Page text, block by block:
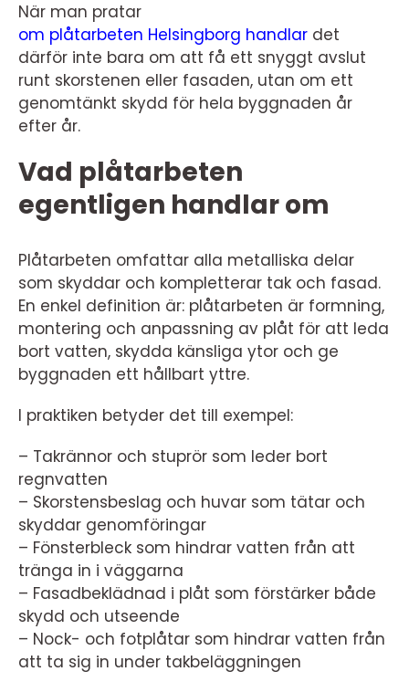
När man pratar
om plåtarbeten Helsingborg handlar det
därför inte bara om att få ett snyggt avslut
runt skorstenen eller fasaden, utan om ett
genomtänkt skydd för hela byggnaden år
efter år.
Vad plåtarbeten
egentligen handlar om
Plåtarbeten omfattar alla metalliska delar
som skyddar och kompletterar tak och fasad.
En enkel definition är: plåtarbeten är formning,
montering och anpassning av plåt för att leda
bort vatten, skydda känsliga ytor och ge
byggnaden ett hållbart yttre.
I praktiken betyder det till exempel:
– Takrännor och stuprör som leder bort
regnvatten
– Skorstensbeslag och huvar som tätar och
skyddar genomföringar
– Fönsterbleck som hindrar vatten från att
tränga in i väggarna
– Fasadbeklädnad i plåt som förstärker både
skydd och utseende
– Nock- och fotplåtar som hindrar vatten från
att ta sig in under takbeläggningen